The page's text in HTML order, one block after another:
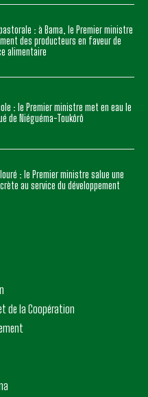
: à Bama, le Premier ministre
des producteurs en faveur de
alimentaire
: le Premier ministre met en eau le
de Niéguéma-Toukôrô
: le Premier ministre salue une
au service du développement
de la Coopération